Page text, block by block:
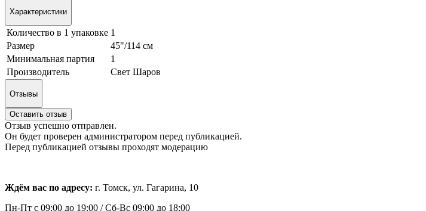
Характеристики
Количество в 1 упаковке 1
Размер
45"/114 см
Минимальная партия
1
Производитель
Свет Шаров
Отзывы
Оставить отзыв
Отзыв успешно отправлен.
Он будет проверен администратором перед публикацией.
Перед публикацией отзывы проходят модерацию
Ждём вас по адресу: г. Томск, ул. Гагарина, 10
Пн-Пт с 09:00 до 19:00 /Сб-Вс 09:00 до 18:00